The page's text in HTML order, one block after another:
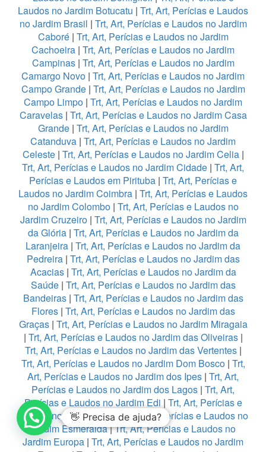
Laudos no Jardim Botucatu | Trt, Art, Perícias e Laudos
no Jardim Brasil | Trt, Art, Perícias e Laudos no Jardim
Caboré| Trt, Art, Perícias e Laudos no Jardim
Cachoeira | Trt, Art, Perícias e Laudos no Jardim
Campinas| Trt, Art, Perícias e Laudos no Jardim
Camargo Novo | Trt, Art, Perícias e Laudos no Jardim
Campo Grande| Trt, Art, Perícias e Laudos no Jardim
Campo Limpo | Trt, Art, Perícias e Laudos no Jardim
Caravelas| Trt, Art, Perícias e Laudos no Jardim Casa
Grande| Trt, Art, Perícias e Laudos no Jardim
Catanduva | Trt, Art, Perícias e Laudos no Jardim
Celeste| Trt, Art, Perícias e Laudos no Jardim Celia|
Trt, Art, Perícias e Laudos no Jardim Cidade | Trt, Art,
Perícias e Laudos em Pirituba | Trt, Art, Perícias e
Laudos no Jardim Coimbra | Trt, Art, Perícias e Laudos
no Jardim Colombo| Trt, Art, Perícias e Laudos no
Jardim Cruzeiro| Trt, Art, Perícias e Laudos no Jardim
da Glória| Trt, Art, Perícias e Laudos no Jardim da
Laranjeira | Trt, Art, Perícias e Laudos no Jardim da
Pedreira| Trt, Art, Perícias e Laudos no Jardim das
Acacias| Trt, Art, Perícias e Laudos no Jardim da
Saúde| Trt, Art, Perícias e Laudos no Jardim das
Bandeiras| Trt, Art, Perícias e Laudos no Jardim das
Flores| Trt, Art, Perícias e Laudos no Jardim das
Graças| Trt, Art, Perícias e Laudos no Jardim Miragaia
| Trt, Art, Perícias e Laudos no Jardim das Oliveiras|
Trt, Art, Perícias e Laudos no Jardim das Vertentes|
Trt, Art, Perícias e Laudos no Jardim Dom Bosco| Trt,
Art, Perícias e Laudos no Jardim dos Ipes | Trt, Art,
Perícias e Laudos no Jardim dos Lagos | Trt, Art,
Perícias e Laudos no Jardim Edi | Trt, Art, Perícias e
Laudos no Jardim Eledy|Trt, Art, Perícias e Laudos no
Jardim Esmeralda|Trt, Art, Perícias e Laudos no
Jardim Europa | Trt, Art, Perícias e Laudos no Jardim
👋 Precisa de ajuda?